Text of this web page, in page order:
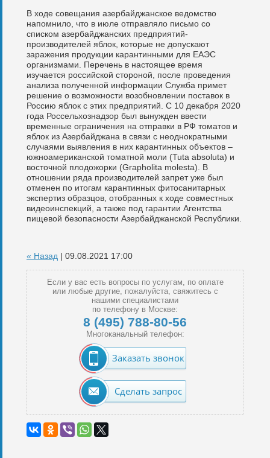
В ходе совещания азербайджанское ведомство
напомнило, что в июле отправляло письмо со
списком азербайджанских предприятий-
производителей яблок, которые не допускают
заражения продукции карантинными для ЕАЭС
организмами. Перечень в настоящее время
изучается российской стороной, после проведения
анализа полученной информации Служба примет
решение о возможности возобновлении поставок в
Россию яблок с этих предприятий. С 10 декабря 2020
года Россельхознадзор был вынужден ввести
временные ограничения на отправки в РФ томатов и
яблок из Азербайджана в связи с неоднократными
случаями выявления в них карантинных объектов –
южноамериканской томатной моли (Tuta absoluta) и
восточной плодожорки (Grapholita molesta). В
отношении ряда производителей запрет уже был
отменен по итогам карантинных фитосанитарных
экспертиз образцов, отобранных к ходе совместных
видеоинспекций, а также под гарантии Агентства
пищевой безопасности Азербайджанской Республики.
« Назад | 09.08.2021 17:00
Если у вас есть вопросы по услугам, по оплате
или любые другие, пожалуйста, свяжитесь с
нашими специалистами
по телефону в Москве:
8 (495) 788-80-56
Многоканальный телефон:
Заказать звонок
Сделать запрос